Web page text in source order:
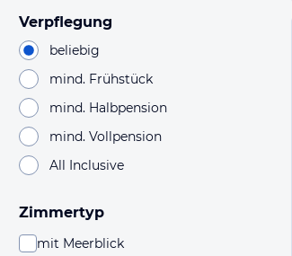
Verpflegung
beliebig
mind. Frühstück
mind. Halbpension
mind. Vollpension
All Inclusive
Zimmertyp
mit Meerblick